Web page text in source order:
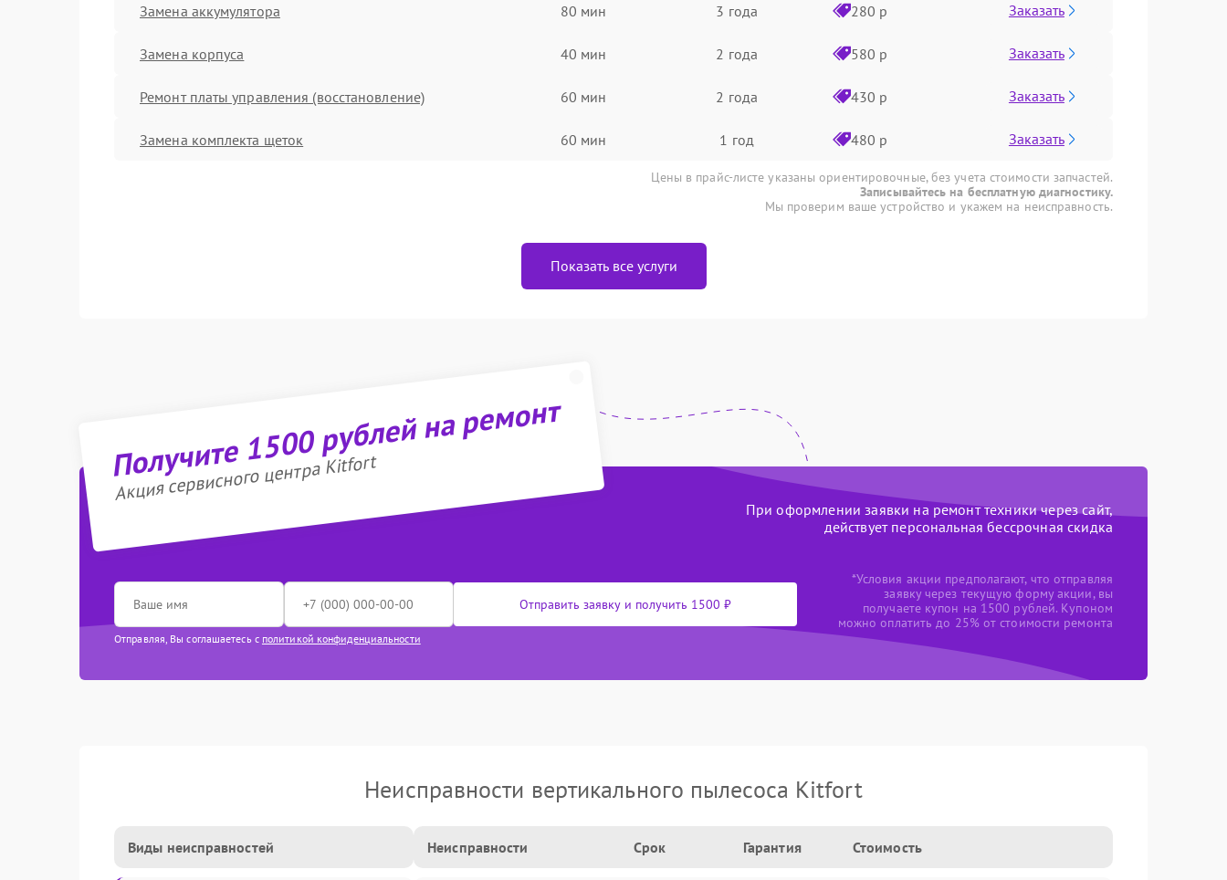
Замена аккумулятора 80 мин 3 года 280 р Заказать
Замена корпуса 40 мин 2 года 580 р Заказать
Ремонт платы управления (восстановление) 60 мин 2 года 430 р Заказать
Замена комплекта щеток 60 мин 1 год 480 р Заказать
Цены в прайс-листе указаны ориентировочные, без учета стоимости запчастей.
Записывайтесь на бесплатную диагностику.
Мы проверим ваше устройство и укажем на неисправность.
Показать все услуги
Получите 1500 рублей на ремонт
Акция сервисного центра Kitfort
При оформлении заявки на ремонт техники через сайт,
действует персональная бессрочная скидка
Отправить заявку и получить 1500 ₽
Отправляя, Вы соглашаетесь с политикой конфиденциальности
*Условия акции предполагают, что отправляя
заявку через текущую форму акции, вы
получаете купон на 1500 рублей. Купоном
можно оплатить до 25% от стоимости ремонта
Неисправности вертикального пылесоса Kitfort
Виды неисправностей Неисправности Срок Гарантия Стоимость